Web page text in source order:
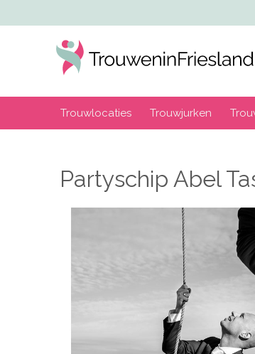
Trouwlocaties Trouwjurken
Partyschip Abel